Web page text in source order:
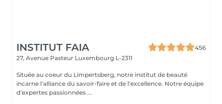
INSTITUT FAIA
456
27, Avenue Pasteur Luxembourg L-2311
Située au coeur du Limpertsberg, notre institut de beauté
incarne l'alliance du savoir-faire et de l'excellence. Notre équipe
d'expertes passionnées ...